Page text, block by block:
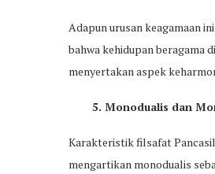
Adapun urusan keagamaan
bahwa kehidupan beragama
menyertakan aspek
5. Monodualis dan
Karakteristik filsafat
mengartikan monodualis